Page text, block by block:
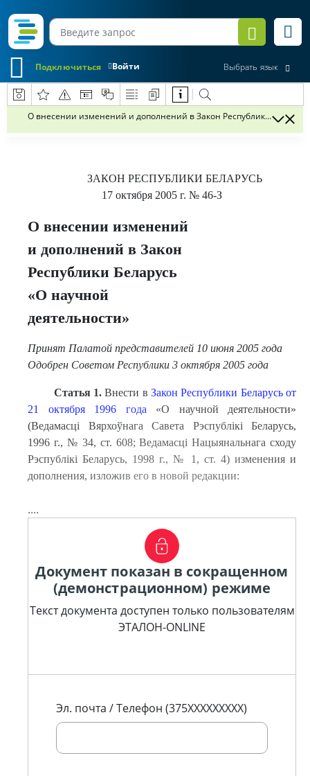
Войти
Подключиться Выбрать язык
О внесении изменений и дополнений в Закон Республики
ЗАКОН РЕСПУБЛИКИ БЕЛАРУСЬ
17 октября 2005 г. № 46-З
О внесении изменений
и дополнений в Закон
Республики Беларусь
«О научной
деятельности»
Принят Палатой представителей 10 июня 2005 года
Одобрен Советом Республики 3 октября 2005 года
Статья 1. Внести вЗакон Республики Беларусь от
21 октября 1996 года «О научной деятельности»
(Ведамасці Вярхоўнага Савета Рэспублікі Беларусь,
1996 г., № 34, ст. 608; Ведамасці Нацыянальнага сходу
Рэспублікі Беларусь, 1998 г., № 1, ст. 4) изменения и
дополнения, изложив его в новой редакции:
....
Документ показан в сокращенном
(демонстрационном) режиме
Текст документа доступен только пользователям
ЭТАЛОН-ONLINE
Эл. почта / Телефон (375XXXXXXXXX)